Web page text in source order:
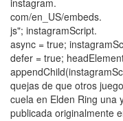
instagram.
com/en_US/embeds.
js"; instagramScript.
async = true;
defer = true;
quejas de que otros
cuela en Elden Ring una
publicada originalmente